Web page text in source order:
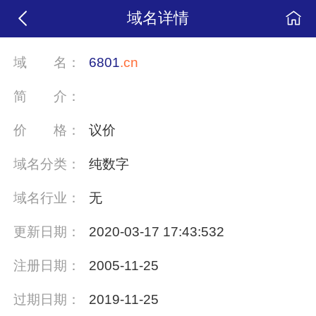
域名详情
域名： 6801.cn
简 介：
价格： 议价
域名分类： 纯数字
域名行业： 无
更新日期： 2020-03-17 17:43:532
注册日期： 2005-11-25
过期日期： 2019-11-25